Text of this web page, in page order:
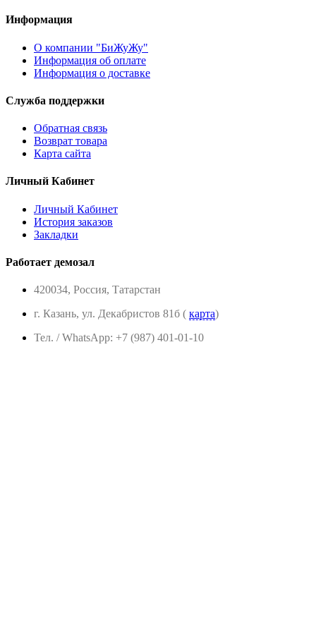
Информация
О компании "БиЖуЖу"
Информация об оплате
Информация о доставке
Служба поддержки
Обратная связь
Возврат товара
Карта сайта
Личный Кабинет
Личный Кабинет
История заказов
Закладки
Работает демозал
420034, Россия, Татарстан
г. Казань, ул. Декабристов 81б ( карта)
Тел. / WhatsApp: +7 (987) 401-01-10